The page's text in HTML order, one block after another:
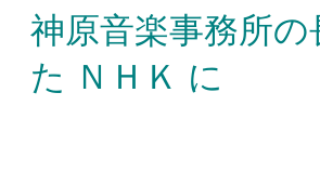
神原音楽事務所
た ＮＨＫ に